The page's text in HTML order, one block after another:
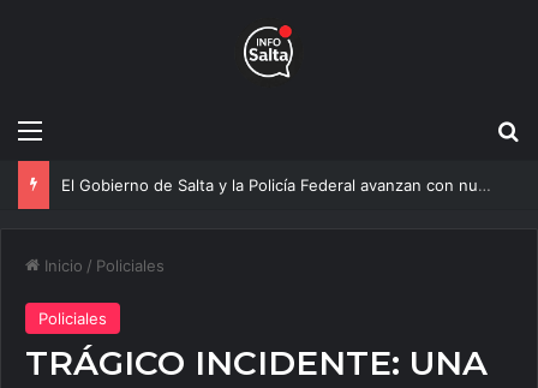
Menú
Más agua para Salta: Construyen una obra clave que mejorará el servicio a 20 mil vecinos
Inicio / Policiales
Policiales
TRÁGICO INCIDENTE: UNA